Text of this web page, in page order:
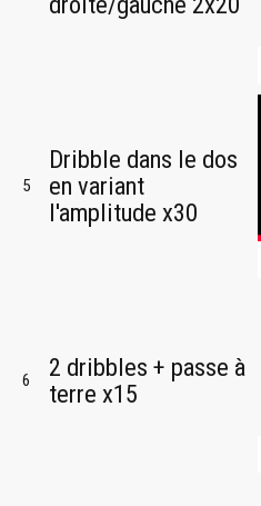
5
Dribble dans le dos
en variant
l'amplitude x30
6
2 dribbles + passe à
terre x15